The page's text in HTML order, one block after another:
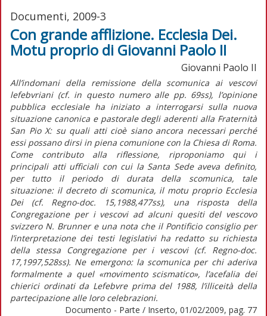
Documenti, 2009-3
Con grande afflizione. Ecclesia Dei.
Motu proprio di Giovanni Paolo II
Giovanni Paolo II
All’indomani della remissione della scomunica ai vescovi
lefebvriani (cf. in questo numero alle pp. 69ss), l’opinione
pubblica ecclesiale ha iniziato a interrogarsi sulla nuova
situazione canonica e pastorale degli aderenti alla Fraternità
San Pio X: su quali atti cioè siano ancora necessari perché
essi possano dirsi in piena comunione con la Chiesa di Roma.
Come contributo alla riflessione, riproponiamo qui i
principali atti ufficiali con cui la Santa Sede aveva definito,
per tutto il periodo di durata della scomunica, tale
situazione: il decreto di scomunica, il motu proprio Ecclesia
Dei (cf. Regno-doc. 15,1988,477ss), una risposta della
Congregazione per i vescovi ad alcuni quesiti del vescovo
svizzero N. Brunner e una nota che il Pontificio consiglio per
l’interpretazione dei testi legislativi ha redatto su richiesta
della stessa Congregazione per i vescovi (cf. Regno-doc.
17,1997,528ss). Ne emergono: la scomunica per chi aderiva
formalmente a quel «movimento scismatico», l’acefalia dei
chierici ordinati da Lefebvre prima del 1988, l’illiceità della
partecipazione alle loro celebrazioni.
Documento - Parte / Inserto, 01/02/2009, pag. 77